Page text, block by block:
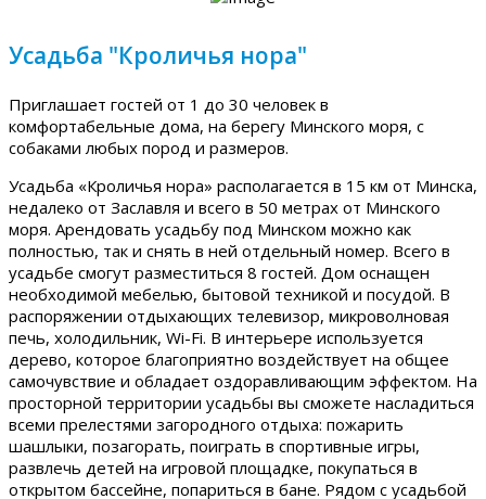
Усадьба "Кроличья нора"
Приглашает гостей от 1 до 30 человек в
комфортабельные дома, на берегу Минского моря, с
собаками любых пород и размеров.
Усадьба «Кроличья нора» располагается в 15 км от Минска,
недалеко от Заславля и всего в 50 метрах от Минского
моря. Арендовать усадьбу под Минском можно как
полностью, так и снять в ней отдельный номер. Всего в
усадьбе смогут разместиться 8 гостей. Дом оснащен
необходимой мебелью, бытовой техникой и посудой. В
распоряжении отдыхающих телевизор, микроволновая
печь, холодильник, Wi-Fi. В интерьере используется
дерево, которое благоприятно воздействует на общее
самочувствие и обладает оздоравливающим эффектом. На
просторной территории усадьбы вы сможете насладиться
всеми прелестями загородного отдыха: пожарить
шашлыки, позагорать, поиграть в спортивные игры,
развлечь детей на игровой площадке, покупаться в
открытом бассейне, попариться в бане. Рядом с усадьбой